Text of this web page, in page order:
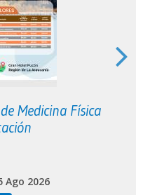
Medicina Física
Ago 2026